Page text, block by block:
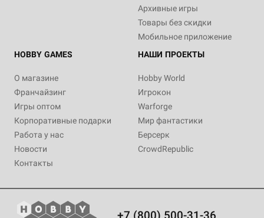
Архивные игры
Товары без скидки
Мобильное приложение
HOBBY GAMES
О магазине
Франчайзинг
Игры оптом
Корпоративные подарки
Работа у нас
Новости
Контакты
НАШИ ПРОЕКТЫ
Hobby World
Игрокон
Warforge
Мир фантастики
Берсерк
CrowdRepublic